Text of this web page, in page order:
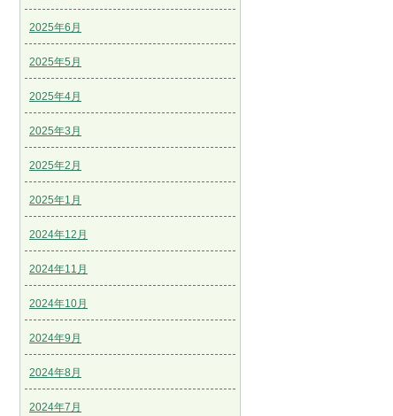
2025年6月
2025年5月
2025年4月
2025年3月
2025年2月
2025年1月
2024年12月
2024年11月
2024年10月
2024年9月
2024年8月
2024年7月